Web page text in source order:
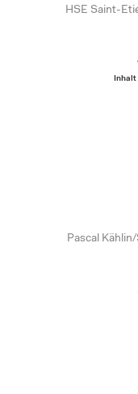
HSE Saint-
Inhalt
Pascal